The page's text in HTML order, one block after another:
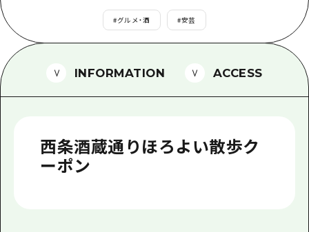
ボランティアガイド
ユニバーサルツーリズム
ガイドブック
広島県の魅力を動画でご紹介！
メディア掲載情報
#グルメ・酒 #安芸
INFORMATION ACCESS
西条酒蔵通りほろよい散歩ク
ーポン